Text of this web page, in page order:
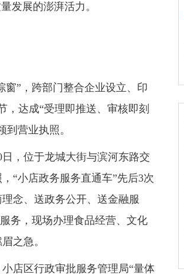
发展的澎湃活力。
”，跨部门整合企业设立、印
，达成“受理即推送、审核即刻
营业执照。
，位于龙城大街与滨河东路交
“小店政务服务直通车”先后3次
念、送政务公开、送金融服
务，现场办理食品经营、文化
之急。
店区行政审批服务管理局“量体